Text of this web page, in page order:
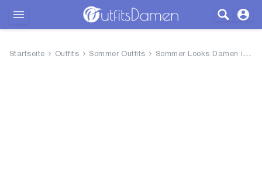
Startseite Outfits Sommer Outfits Sommer Looks Damen inspiriert von Minimal Fashion